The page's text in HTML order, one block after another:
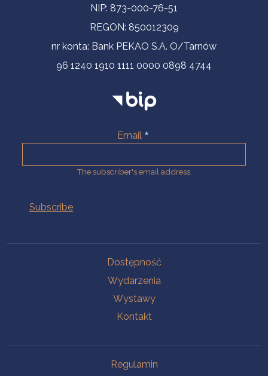
NIP: 873-000-76-51
REGON: 850012309
nr konta: Bank PEKAO S.A. O/Tarnów
96 1240 1910 1111 0000 0898 4744
Email
The subscriber's email address.
Dostępność
Wydarzenia
Wystawy
Kontakt
Regulamin